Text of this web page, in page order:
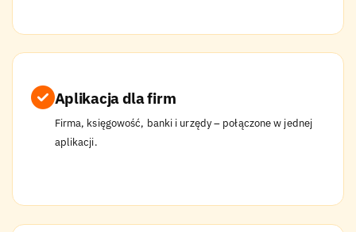
Aplikacja dla firm
Firma, księgowość, banki i urzędy – połączone w jednej
aplikacji.